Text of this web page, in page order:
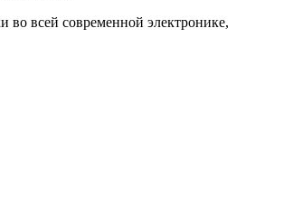
всей современной электронике,